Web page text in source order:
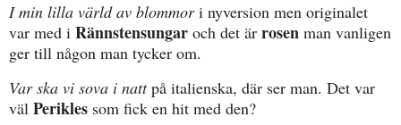
I min lilla värld av blommori nyversion men originalet
var med i Rännstensungar och det är rosen man vanligen
ger till någon man tycker om.
Var ska vi sova i nattpå italienska, där ser man. Det var
väl Perikles som fick en hit med den?